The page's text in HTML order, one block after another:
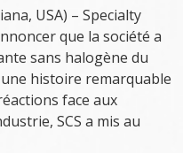
USA) – Specialty
que la société a
sans halogène du
histoire remarquable
face aux
SCS a mis au